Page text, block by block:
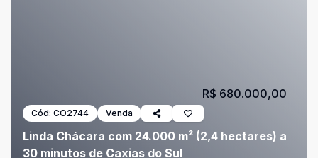
Cód: CO2744 Venda
Linda Chácara com 24.000 m² (2,4 hectares) a
30 minutos de Caxias do Sul
R$ 680.000,00